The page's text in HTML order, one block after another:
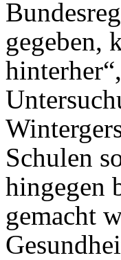
gegeben,
Schulen
hingegen
gemacht